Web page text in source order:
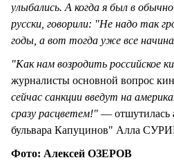
улыбались. А когда я был в
русски, говорили: "Не надо так
годы, а вот тогда уже все
"Как нам возродить российское
журналисты основной вопрос
сейчас санкции введут на
сразу расцветем!" — отшутилась
бульвара Капуцинов" Алла
Фото: Алексей ОЗЕРОВ